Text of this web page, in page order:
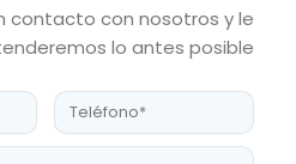
contacto con nosotros y le
lo antes posible